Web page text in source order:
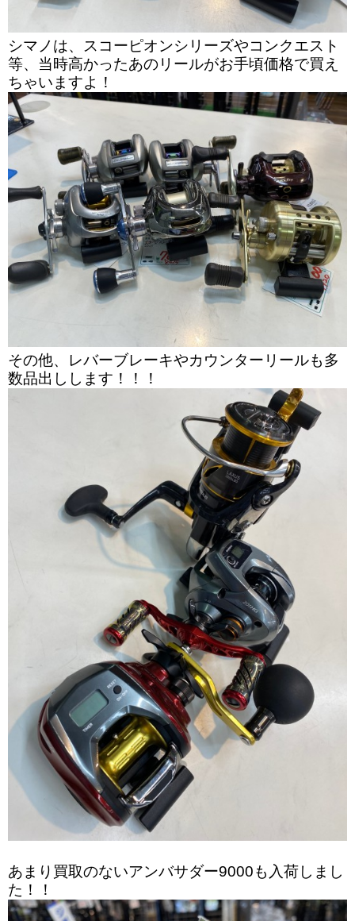
シマノは、スコーピオンシリーズやコンクエスト
等、当時高かったあのリールがお手頃価格で買え
ちゃいますよ！
その他、レバーブレーキやカウンターリールも多
数品出しします！！！
あまり買取のないアンバサダー9000も入荷しまし
た！！